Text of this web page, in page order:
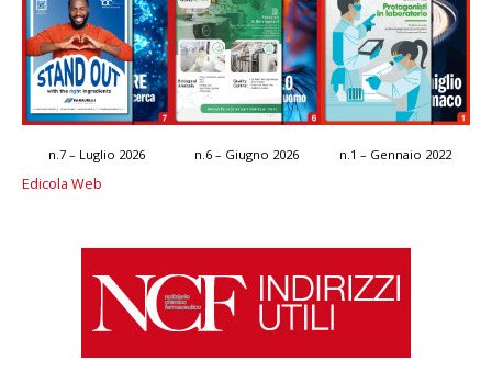
n.7 – Luglio 2026 n.6 – Giugno 2026 n.1 – Gennaio 2022
Edicola Web